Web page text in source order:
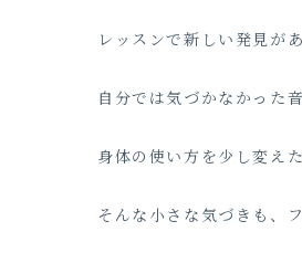
レッスンで新しい発見があ
自分では気づかなかった
身体の使い方を少し変え
そんな小さな気づきも、